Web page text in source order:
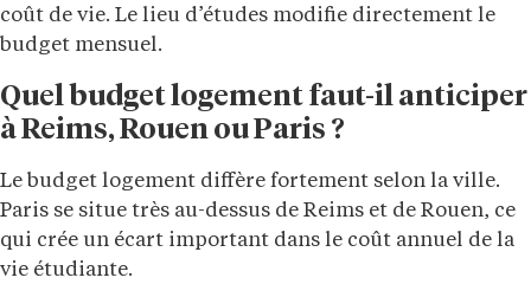
coût de vie. Le lieu d’études modifie directement le
budget mensuel.
Quel budget logement faut-il anticiper
à Reims, Rouen ou Paris ?
Le budget logement diffère fortement selon la ville.
Paris se situe très au-dessus de Reims et de Rouen, ce
qui crée un écart important dans le coût annuel de la
vie étudiante.